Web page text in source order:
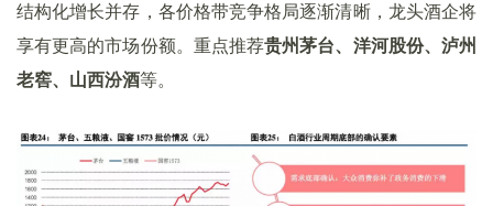
结构化增长并存，各价格带竞争格局逐渐清晰，龙头酒企将
享有更高的市场份额。重点推荐贵州茅台、洋河股份、泸州
老窖、山西汾酒等。